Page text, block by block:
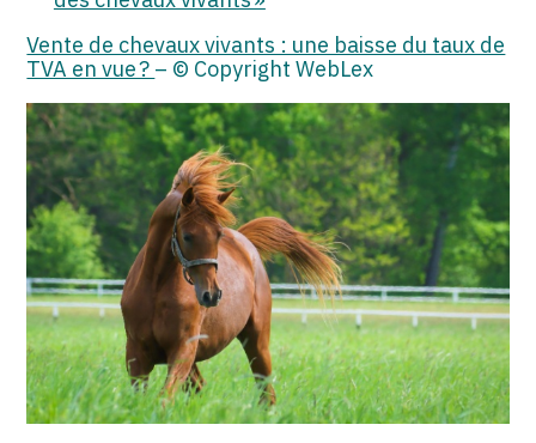
Vente de chevaux vivants : une baisse du taux de
TVA en vue ? – © Copyright WebLex